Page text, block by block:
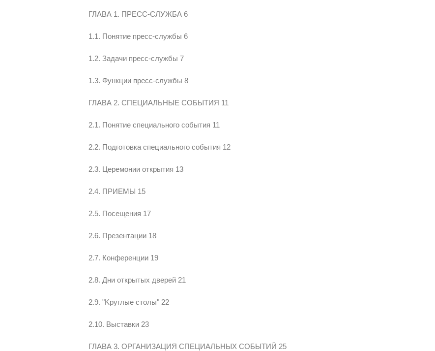
ГЛАВА 1. ПРЕСС-СЛУЖБА 6
1.1. Понятие пресс-службы 6
1.2. Задачи пресс-службы 7
1.3. Функции пресс-службы 8
ГЛАВА 2. СПЕЦИАЛЬНЫЕ СОБЫТИЯ 11
2.1. Понятие специального события 11
2.2. Подготовка специального события 12
2.3. Церемонии открытия 13
2.4. ПРИЕМЫ 15
2.5. Посещения 17
2.6. Презентации 18
2.7. Конференции 19
2.8. Дни открытых дверей 21
2.9. "Kpyглыe столы" 22
2.10. Выставки 23
ГЛАВА 3. ОРГАНИЗАЦИЯ СПЕЦИАЛЬНЫХ СОБЫТИЙ 25